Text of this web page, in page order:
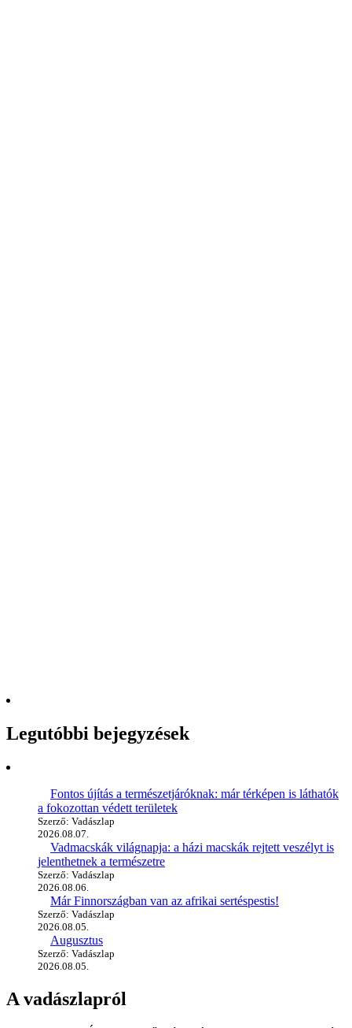
Legutóbbi bejegyzések
Fontos újítás a természetjáróknak: már térképen is láthatók
a fokozottan védett területek
Szerző: Vadászlap
2026.08.07.
Vadmacskák világnapja: a házi macskák rejtett veszélyt is
jelenthetnek a természetre
Szerző: Vadászlap
2026.08.06.
Már Finnországban van az afrikai sertéspestis!
Szerző: Vadászlap
2026.08.05.
Augusztus
Szerző: Vadászlap
2026.08.05.
A vadászlapról